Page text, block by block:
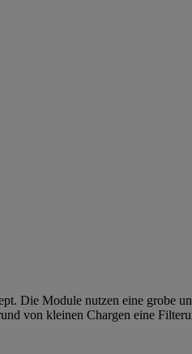
Die Module nutzen eine grobe
von kleinen Chargen eine